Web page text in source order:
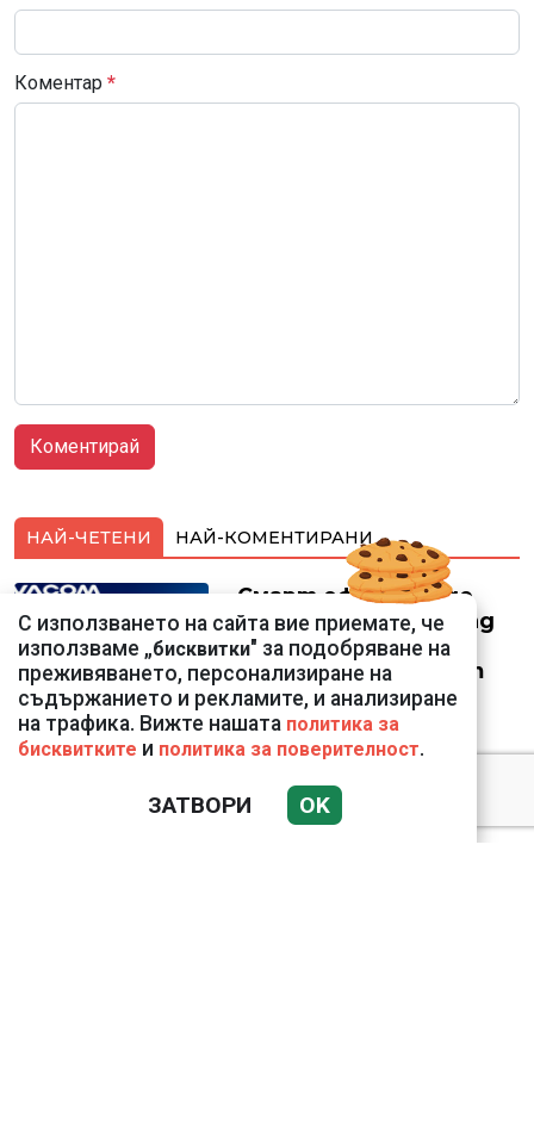
Коментар *
НАЙ-ЧЕТЕНИ НАЙ-КОМЕНТИРАНИ
Смарт оферти с до
90% отстъпка за над
150 устройства от
Vivacom през август
Подводни кадри от
С използването на сайта вие приемате, че
използваме „бисквитки" за подобряване на
преживяването, персонализиране на
съдържанието и рекламите, и анализиране
на трафика. Вижте нашата политика за
бисквитките и политика за поверителност.
ЗАТВОРИ OK